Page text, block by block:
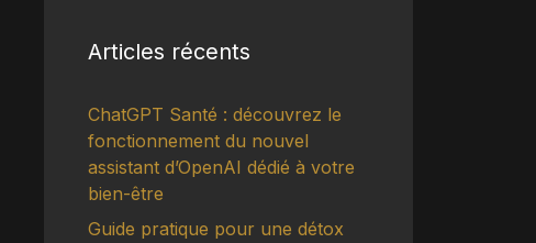
Articles récents
ChatGPT Santé : découvrez le
fonctionnement du nouvel
assistant d’OpenAI dédié à votre
bien-être
Guide pratique pour une détox